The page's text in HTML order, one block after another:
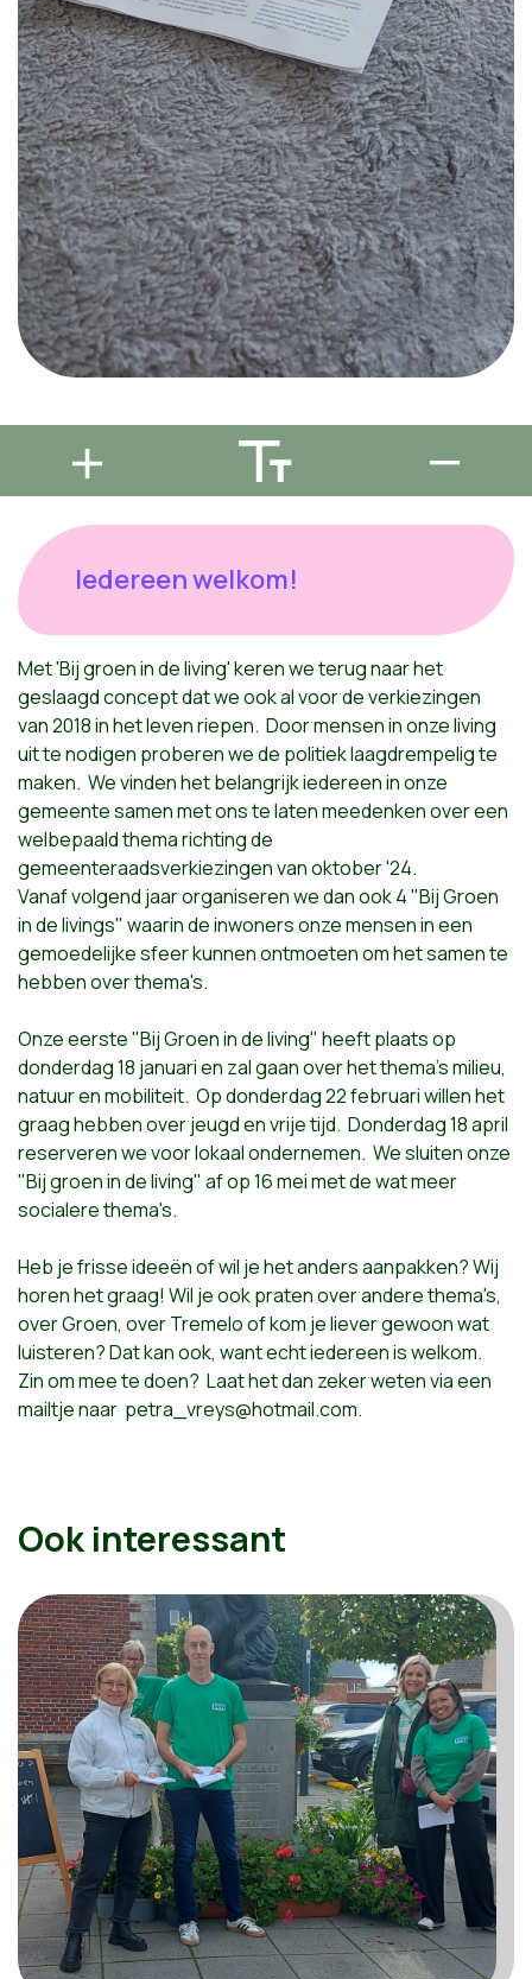
Iedereen welkom!
Met 'Bij groen in de living' keren we terug naar het
geslaagd concept dat we ook al voor de verkiezingen
van 2018 in het leven riepen. Door mensen in onze living
uit te nodigen proberen we de politiek laagdrempelig te
maken. We vinden het belangrijk iedereen in onze
gemeente samen met ons te laten meedenken over een
welbepaald thema richting de
gemeenteraadsverkiezingen van oktober '24.
Vanaf volgend jaar organiseren we dan ook 4 "Bij Groen
in de livings" waarin de inwoners onze mensen in een
gemoedelijke sfeer kunnen ontmoeten om het samen te
hebben over thema's.
Onze eerste "Bij Groen in de living" heeft plaats op
donderdag 18 januari en zal gaan over het thema's milieu,
natuur en mobiliteit. Op donderdag 22 februari willen het
graag hebben over jeugd en vrije tijd. Donderdag 18 april
reserveren we voor lokaal ondernemen. We sluiten onze
"Bij groen in de living" af op 16 mei met de wat meer
socialere thema's.
Heb je frisse ideeën of wil je het anders aanpakken? Wij
horen het graag! Wil je ook praten over andere thema's,
over Groen, over Tremelo of kom je liever gewoon wat
luisteren? Dat kan ook, want echt iedereen is welkom.
Zin om mee te doen? Laat het dan zeker weten via een
mailtje naar petra_vreys@hotmail.com.
Ook interessant